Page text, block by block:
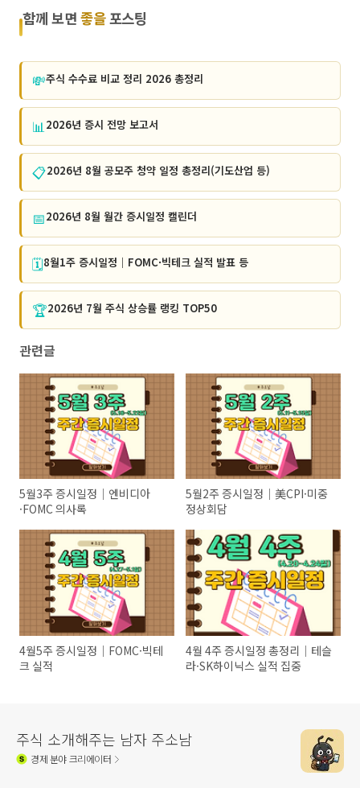
함께 보면 좋을포스팅
💸주식 수수료 비교 정리 2026 총정리
📊 2026년 증시 전망 보고서
📋2026년 8월 공모주 청약 일정 총정리(기도산업 등)
📅2026년 8월 월간 증시일정 캘린더
🗓️8월1주 증시일정｜FOMC·빅테크 실적 발표 등
🏆2026년 7월 주식 상승률 랭킹 TOP50
관련글
5월3주 증시일정｜엔비디아
·FOMC 의사록
5월2주 증시일정｜美CPI·미중
정상회담
4월5주 증시일정｜FOMC·빅테
크 실적
4월 4주 증시일정 총정리｜테슬
라·SK하이닉스 실적 집중
주식 소개해주는 남자 주소남
경제분야 크리에이터